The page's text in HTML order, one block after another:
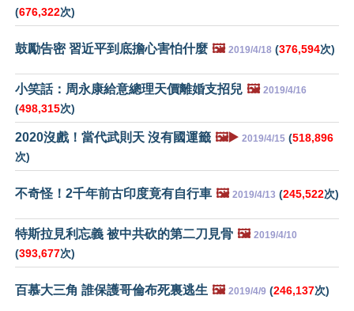
(676,322次)
鼓勵告密 習近平到底擔心害怕什麼 🖼️ 2019/4/18 (376,594次)
小笑話：周永康給意總理天價離婚支招兒 🖼️ 2019/4/16
(498,315次)
2020沒戲！當代武則天 沒有國運籤 🖼️▶️ 2019/4/15 (518,896
次)
不奇怪！2千年前古印度竟有自行車 🖼️ 2019/4/13 (245,522次)
特斯拉見利忘義 被中共砍的第二刀見骨 🖼️ 2019/4/10
(393,677次)
百慕大三角 誰保護哥倫布死裏逃生 🖼️ 2019/4/9 (246,137次)